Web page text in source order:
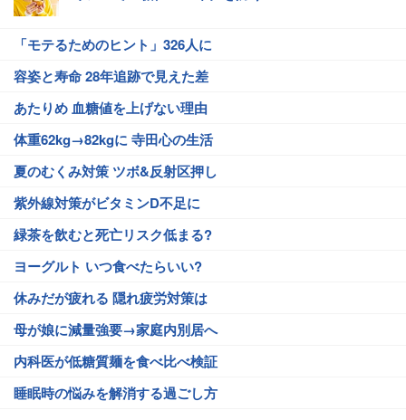
「モテるためのヒント」326人に
容姿と寿命 28年追跡で見えた差
あたりめ 血糖値を上げない理由
体重62kg→82kgに 寺田心の生活
夏のむくみ対策 ツボ&反射区押し
紫外線対策がビタミンD不足に
緑茶を飲むと死亡リスク低まる?
ヨーグルト いつ食べたらいい?
休みだが疲れる 隠れ疲労対策は
母が娘に減量強要→家庭内別居へ
内科医が低糖質麺を食べ比べ検証
睡眠時の悩みを解消する過ごし方